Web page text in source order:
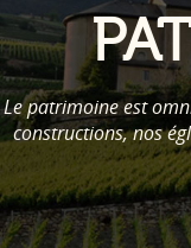
Le patrimoine est
constructions, nos